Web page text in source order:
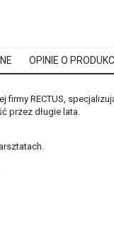
OPINIE O
RECTUS,
przez długie lata.